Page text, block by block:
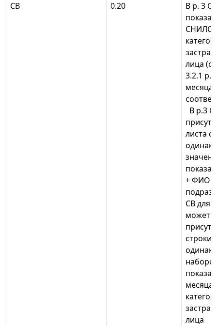
СВ
0.20
В р. 3
лица
3.2.1 р.
В р.3
листа с
+ ФИО
СВ для
может
строки с
месяца
лица